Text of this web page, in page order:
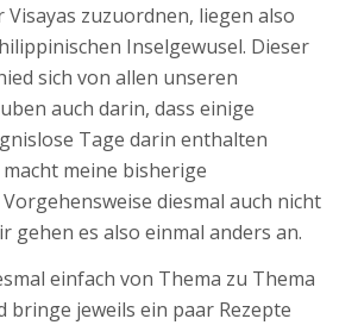
zuzuordnen, liegen also
Inselgewusel. Dieser
sich von allen unseren
auch darin, dass einige
Tage darin enthalten
meine bisherige
diesmal auch nicht
gehen es also einmal anders an.
einfach von Thema zu Thema
bringe jeweils ein paar Rezepte